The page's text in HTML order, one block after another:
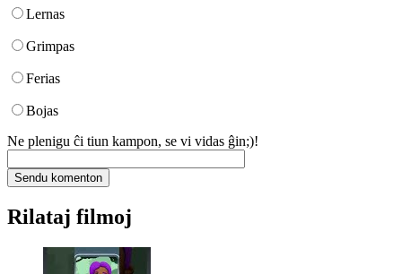
Lernas
Grimpas
Ferias
Bojas
Ne plenigu ĉi tiun kampon, se vi vidas ĝin;)!
Rilataj filmoj